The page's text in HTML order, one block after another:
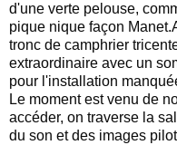
d'une verte pelouse,
pique nique façon
tronc de camphrier
extraordinaire avec un
pour l'installation
Le moment est venu de
accéder, on traverse la
du son et des images